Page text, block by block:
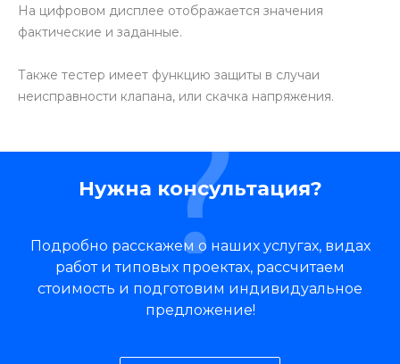
На цифровом дисплее отображается значения
фактические и заданные.
Также тестер имеет функцию защиты в случаи
неисправности клапана, или скачка напряжения.
Нужна консультация?
Подробно расскажем о наших услугах, видах
работ и типовых проектах, рассчитаем
стоимость и подготовим индивидуальное
предложение!